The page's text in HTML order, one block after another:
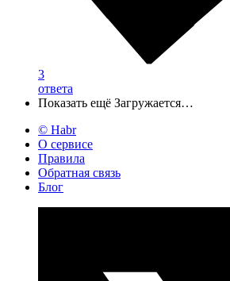
3
ответа
Показать ещё Загружается…
© Habr
О сервисе
Правила
Обратная связь
Блог